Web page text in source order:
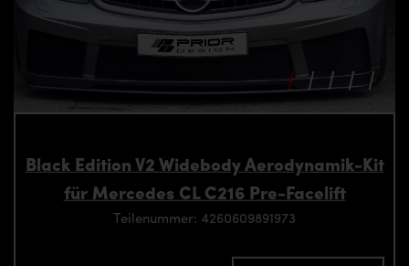
Black Edition V2 Widebody Aerodynamik-Kit
für Mercedes CL C216 Pre-Facelift
Teilenummer: 4260609891973